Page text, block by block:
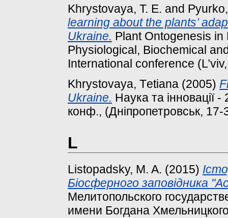
Khrystovaya, T. E. and
learning about the plants’
Ukraine. Plant Ontogenesis
Physiological, Biochemical
International conference
Khrystovaya, Tеtіana (2005)
Ukraine. Наука та інновації
конф., (Дніпропетровськ,
L
Listopadsky, M. A. (2015)
Біосферного заповідника
Мелитопольского
имени Богдана